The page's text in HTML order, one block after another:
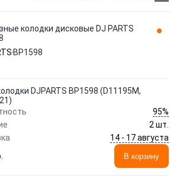
колодки дисковые DJ PARTS
BP1598
DJPARTS BP1598 (D11195M,
95%
2 шт.
14 - 17 августа
В корзину